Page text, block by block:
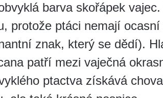
barva skořápek
protože ptáci nemají
znak, který se dědí).
patří mezi vaječná
ptactva získává